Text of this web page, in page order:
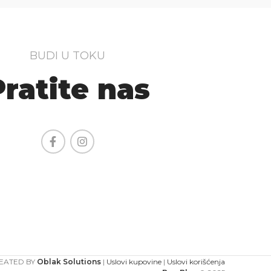
BUDI U TOKU
nas
BY Oblak Solutions | Uslovi kupovine | Uslovi korišćenja